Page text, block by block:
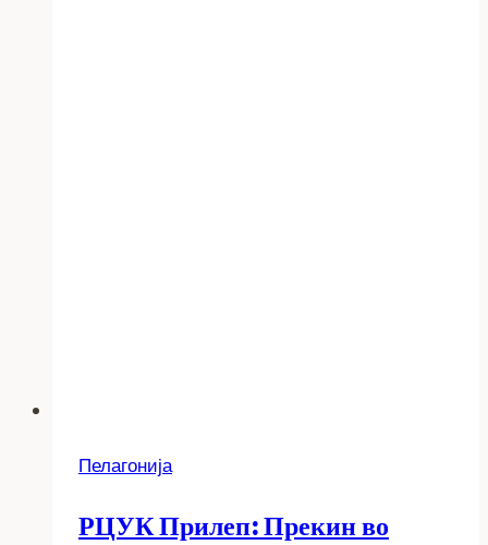
Пелагонија
РЦУК Прилеп: Прекин во